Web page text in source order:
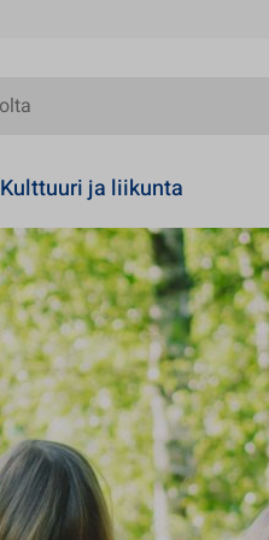
Kulttuuri ja liikunta